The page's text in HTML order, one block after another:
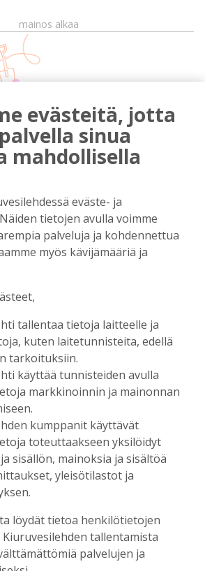
mainos alkaa
mainos päättyy
Hingunniemi, tiet,
työllisyys, lääkäripula… –
Sari Essayahin kanssa piisasi
6.8.2026 16:00
vakavaraisuus vahvistui –
muutos heijastui alkuvuoden
6.8.2026 13:18
täyttää 50 vuotta – vaikka
on havaittavissa, sanoo
evästeitä, jotta
sinua
mahdollisella
eväste- ja
tietojen avulla voimme
palveluja ja kohdennettua
myös kävijämääriä ja
tallentaa tietoja laitteelle ja
kuten laitetunnisteita, edellä
tarkoituksiin.
käyttää tunnisteiden avulla
markkinoinnin ja mainonnan
kumppanit käyttävät
toteuttaakseen yksilöidyt
sisällön, mainoksia ja sisältöä
yleisötilastot ja
löydät tietoa henkilötietojen
Kiuruvesilehden tallentamista
palvelujen ja